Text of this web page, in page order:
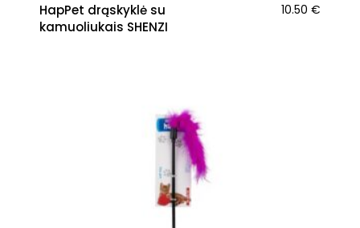
HapPet drąskyklė su
kamuoliukais SHENZI
10.50 €